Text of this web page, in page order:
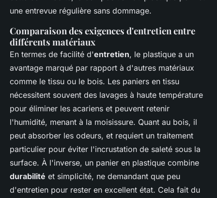
une entrevue régulière sans dommage.
Comparaison des exigences d'entretien entre
différents matériaux
En termes de facilité d'entretien, le plastique a un
avantage marqué par rapport à d'autres matériaux
comme le tissu ou le bois. Les paniers en tissu
nécessitent souvent des lavages à haute température
pour éliminer les acariens et peuvent retenir
l'humidité, menant à la moisissure. Quant au bois, il
peut absorber les odeurs, et requiert un traitement
particulier pour éviter l'incrustation de saleté sous la
surface. À l'inverse, un panier en plastique combine
durabilité et simplicité, ne demandant que peu
d'entretien pour rester en excellent état. Cela fait du